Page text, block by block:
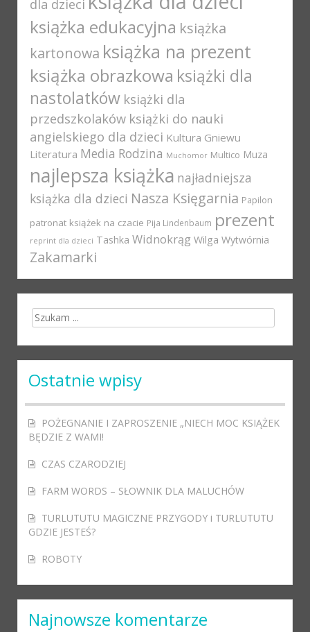
dla dzieci
książka edukacyjna książka
kartonowa książka na prezent
książka obrazkowa książki dla
nastolatków książki dla
przedszkolaków książki do nauki
angielskiego dla dzieci Kultura Gniewu
Literatura Media Rodzina Muchomor Multico Muza
najlepsza książka najładniejsza
książka dla dzieci Nasza Księgarnia Papilon
patronat książek na czacie Pija Lindenbaum prezent
reprint dla dzieci Tashka Widnokrąg Wilga Wytwórnia
Zakamarki
Search for:
Ostatnie wpisy
POŻEGNANIE I ZAPROSZENIE „NIECH MOC KSIĄŻEK
BĘDZIE Z WAMI!
CZAS CZARODZIEJ
FARM WORDS – SŁOWNIK DLA MALUCHÓW
TURLUTUTU MAGICZNE PRZYGODY i TURLUTUTU
GDZIE JESTEŚ?
ROBOTY
Najnowsze komentarze